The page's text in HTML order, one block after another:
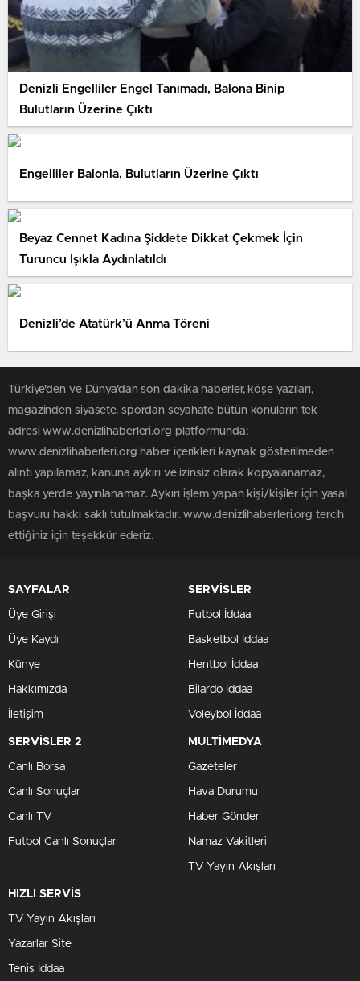
Denizli Engelliler Engel Tanımadı, Balona Binip
Bulutların Üzerine Çıktı
Engelliler Balonla, Bulutların Üzerine Çıktı
Beyaz Cennet Kadına Şiddete Dikkat Çekmek İçin
Turuncu Işıkla Aydınlatıldı
Denizli’de Atatürk’ü Anma Töreni
Türkiye'den ve Dünya’dan son dakika haberler, köşe yazıları,
magazinden siyasete, spordan seyahate bütün konuların tek
adresi www.denizlihaberleri.org platformunda;
www.denizlihaberleri.org haber içerikleri kaynak gösterilmeden
alıntı yapılamaz, kanuna aykırı ve izinsiz olarak kopyalanamaz,
başka yerde yayınlanamaz. Aykırı işlem yapan kişi/kişiler için yasal
başvuru hakkı saklı tutulmaktadır. www.denizlihaberleri.org tercih
ettiğiniz için teşekkür ederiz.
SAYFALAR
Üye Girişi
Üye Kaydı
Künye
Hakkımızda
İletişim
SERVİSLER
Futbol İddaa
Basketbol İddaa
Hentbol İddaa
Bilardo İddaa
Voleybol İddaa
SERVİSLER 2
Canlı Borsa
Canlı Sonuçlar
Canlı TV
Futbol Canlı Sonuçlar
MULTİMEDYA
Gazeteler
Hava Durumu
Haber Gönder
Namaz Vakitleri
TV Yayın Akışları
HIZLI SERVİS
TV Yayın Akışları
Yazarlar Site
Tenis İddaa